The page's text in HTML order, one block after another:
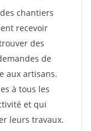
chantiers
recevoir
des
de
aux artisans.
à tous les
et qui
leurs travaux.